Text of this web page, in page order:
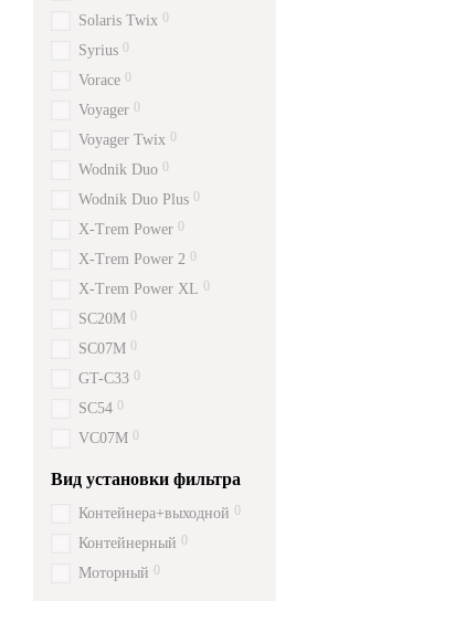
Solaris Twix 0
Syrius 0
Vorace 0
Voyager 0
Voyager Twix 0
Wodnik Duo 0
Wodnik Duo Plus 0
X-Trem Power 0
X-Trem Power 2 0
X-Trem Power XL 0
SC20M 0
SC07M 0
GT-C33 0
SC54 0
VC07M 0
Вид установки фильтра
Контейнера+выходной 0
Контейнерный 0
Моторный 0